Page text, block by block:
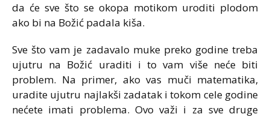
da će sve što se oko­pa mo­ti­kom uro­di­ti plo­dom
ako bi na Bo­žić pa­da­la ki­ša.
Sve što vam je zadavalo muke preko godine treba
ujutru na Božić uraditi i to vam više neće biti
problem. Na primer, ako vas muči matematika,
uradite ujutru najlakši zadatak i tokom cele godine
nećete imati problema. Ovo važi i za sve druge